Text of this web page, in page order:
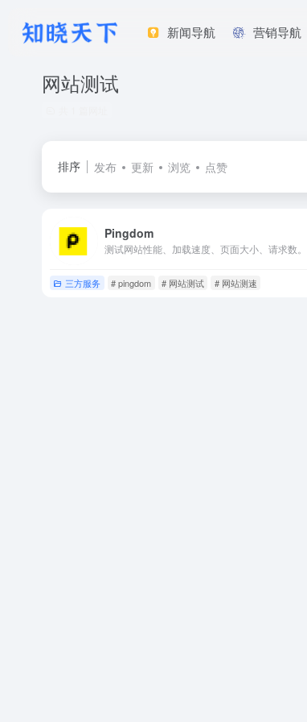
新闻导航 营销导航
网站测试
排序 发布 更新 浏览 点赞
Pingdom
测试网站性能、加载速度、页面大小、请求数。
三方服务 # pingdom # 网站测试 # 网站测速